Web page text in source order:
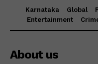
Karnataka Global
Entertainment
About us